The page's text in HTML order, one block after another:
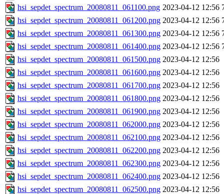
hsi_sepdet_spectrum_20080811_061100.png 2023-04-12 12:56
hsi_sepdet_spectrum_20080811_061200.png 2023-04-12 12:56
hsi_sepdet_spectrum_20080811_061300.png 2023-04-12 12:56
hsi_sepdet_spectrum_20080811_061400.png 2023-04-12 12:56
hsi_sepdet_spectrum_20080811_061500.png 2023-04-12 12:56
hsi_sepdet_spectrum_20080811_061600.png 2023-04-12 12:56
hsi_sepdet_spectrum_20080811_061700.png 2023-04-12 12:56
hsi_sepdet_spectrum_20080811_061800.png 2023-04-12 12:56
hsi_sepdet_spectrum_20080811_061900.png 2023-04-12 12:56
hsi_sepdet_spectrum_20080811_062000.png 2023-04-12 12:56
hsi_sepdet_spectrum_20080811_062100.png 2023-04-12 12:56
hsi_sepdet_spectrum_20080811_062200.png 2023-04-12 12:56
hsi_sepdet_spectrum_20080811_062300.png 2023-04-12 12:56
hsi_sepdet_spectrum_20080811_062400.png 2023-04-12 12:56
hsi_sepdet_spectrum_20080811_062500.png 2023-04-12 12:56